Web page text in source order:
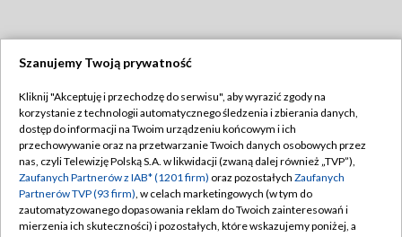
TVP
Abonament TVP
Emisja w TVP
Centrum informacji TVP
Naziemna Telewizja Cyfrowa
Regulamin TVP
Polityka prywatności
Moje zgody
Szanujemy Twoją prywatność
Kliknij "Akceptuję i przechodzę do serwisu", aby wyrazić zgody na
korzystanie z technologii automatycznego śledzenia i zbierania danych,
dostęp do informacji na Twoim urządzeniu końcowym i ich
przechowywanie oraz na przetwarzanie Twoich danych osobowych przez
nas, czyli Telewizję Polską S.A. w likwidacji (zwaną dalej również „TVP”),
Zaufanych Partnerów z IAB* (1201 firm) oraz pozostałych Zaufanych
Partnerów TVP (93 firm), w celach marketingowych (w tym do
zautomatyzowanego dopasowania reklam do Twoich zainteresowań i
mierzenia ich skuteczności) i pozostałych, które wskazujemy poniżej, a